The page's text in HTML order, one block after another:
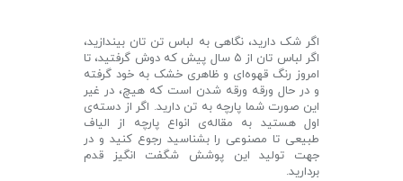
اگر شک دارید، نگاهی به لباس تن تان بیندازید،
اگر لباس تان از ۵ سال پیش که دوش گرفتید، تا
امروز رنگ قهوه‌ای و ظاهری خشک به خود گرفته
و در حال ورقه ورقه شدن است که هیچ، در غیر
این صورت شما پارچه به تن دارید. اگر از دسته‌ی
اول هستید به مقاله‌ی انواع پارچه از الیاف
طبیعی تا مصنوعی را بشناسید رجوع کنید و در
جهت تولید این پوشش شگفت انگیز قدم
بردارید.